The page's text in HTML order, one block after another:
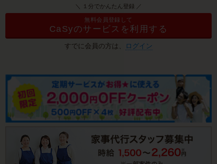
＼ １分でかんたん登録 ／
無料会員登録して
CaSyのサービスを利用する
すでに会員の方は、 ログイン